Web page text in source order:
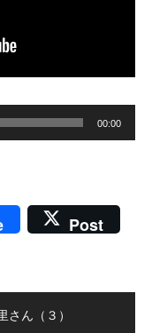
00:00
Post
ん（３）